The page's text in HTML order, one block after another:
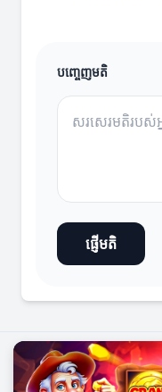
បញ្ចេញមតិ
ផ្ញើមតិ